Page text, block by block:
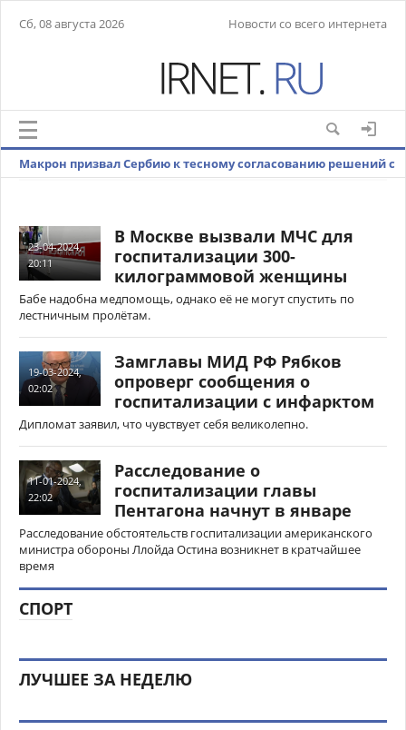
Сб, 08 августа 2026 Новости со всего интернета
Макрон призвал Сербию к тесному согласованию решений с
23-04-2024,
20:11
В Москве вызвали МЧС для
госпитализации 300-
килограммовой женщины
Бабе надобна медпомощь, однако её не могут спустить по
лестничным пролётам.
19-03-2024,
02:02
Замглавы МИД РФ Рябков
опроверг сообщения о
госпитализации с инфарктом
Дипломат заявил, что чувствует себя великолепно.
11-01-2024,
22:02
Расследование о
госпитализации главы
Пентагона начнут в январе
Расследование обстоятельств госпитализации американского
министра обороны Ллойда Остина возникнет в кратчайшее
время
СПОРТ
ЛУЧШЕЕ ЗА НЕДЕЛЮ